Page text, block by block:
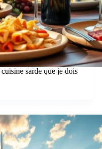
sarde que je dois